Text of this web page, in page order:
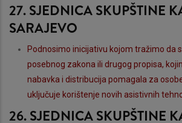
27. SJEDNICA SKUPŠTINE
SARAJEVO
Podnosimo inicijativu kojom tražimo da
posebnog zakona ili drugog propisa,
nabavka i distribucija pomagala za
uključuje korištenje novih asistivnih
26. SJEDNICA SKUPŠTINE